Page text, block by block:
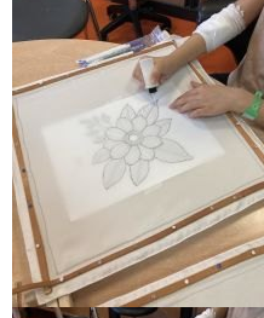
o
k
t
e
r
.
L
i
n
k
e
I
n